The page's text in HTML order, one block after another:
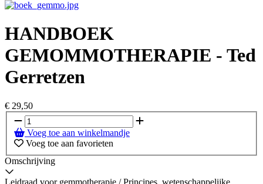
HANDBOEK
GEMOMMOTHERAPIE - Ted
Gerretzen
€ 29,50
Voeg toe aan winkelmandje
Voeg toe aan favorieten
Omschrijving